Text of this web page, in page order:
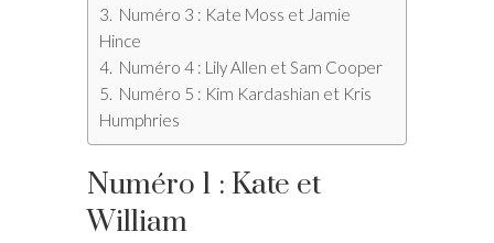
Numéro 3 : Kate Moss et Jamie
Hince
Numéro 4 : Lily Allen et Sam Cooper
Numéro 5 : Kim Kardashian et Kris
Humphries
Numéro 1 : Kate et
William